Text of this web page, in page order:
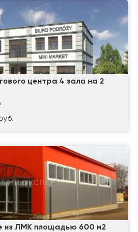
центра 4 зала на 2
из ЛМК площадью 600 м2